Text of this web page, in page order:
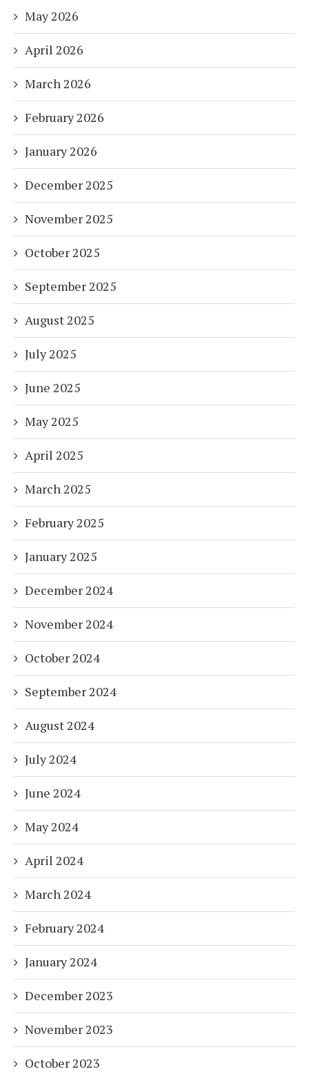
May 2026
April 2026
March 2026
February 2026
January 2026
December 2025
November 2025
October 2025
September 2025
August 2025
July 2025
June 2025
May 2025
April 2025
March 2025
February 2025
January 2025
December 2024
November 2024
October 2024
September 2024
August 2024
July 2024
June 2024
May 2024
April 2024
March 2024
February 2024
January 2024
December 2023
November 2023
October 2023